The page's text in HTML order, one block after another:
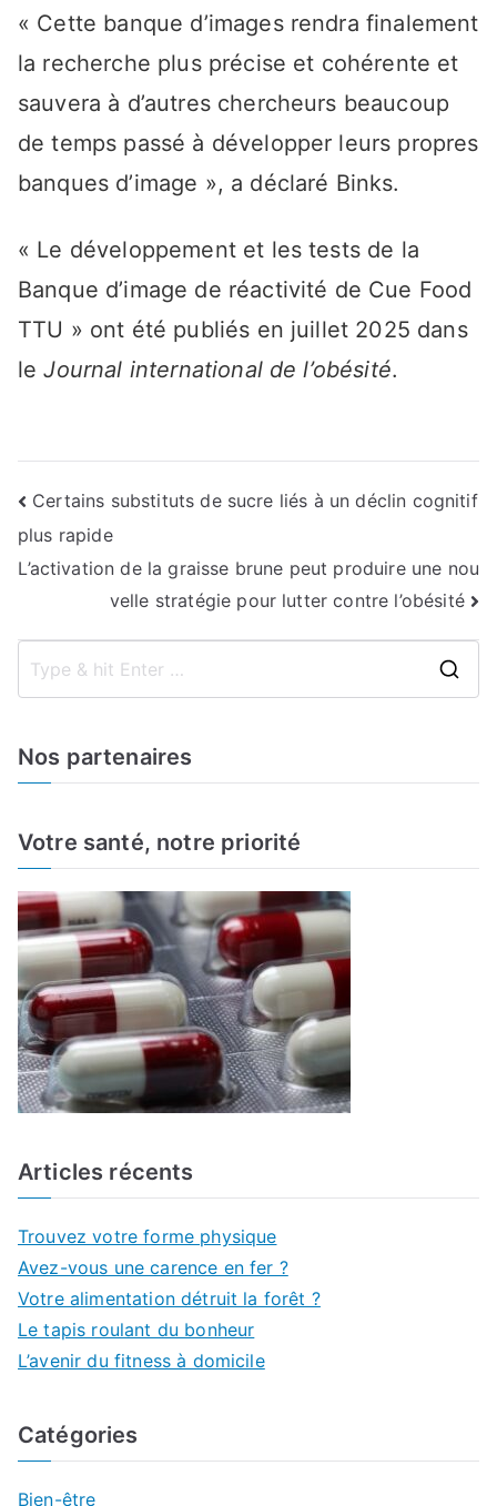
« Cette banque d’images rendra finalement
la recherche plus précise et cohérente et
sauvera à d’autres chercheurs beaucoup
de temps passé à développer leurs propres
banques d’image », a déclaré Binks.
« Le développement et les tests de la
Banque d’image de réactivité de Cue Food
TTU » ont été publiés en juillet 2025 dans
leJournal international de l’obésité.
Navigation
de
l’article
Certains substituts de sucre liés à un déclin cognitif
plus rapide
L’activation de la graisse brune peut produire une nou
velle stratégie pour lutter contre l’obésité
f
Nos partenaires
Votre santé, notre priorité
Articles récents
Trouvez votre forme physique
Avez-vous une carence en fer ?
Votre alimentation détruit la forêt ?
Le tapis roulant du bonheur
L’avenir du fitness à domicile
Catégories
Bien-être